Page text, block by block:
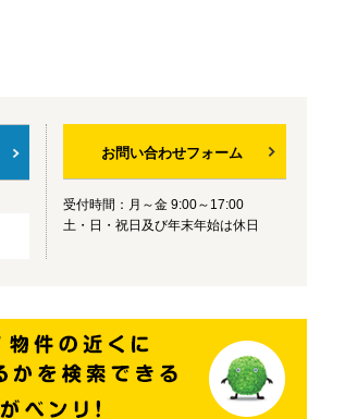
お問い合わせフォーム
受付時間：月～金 9:00～17:00
土・日・祝日及び年末年始は休日